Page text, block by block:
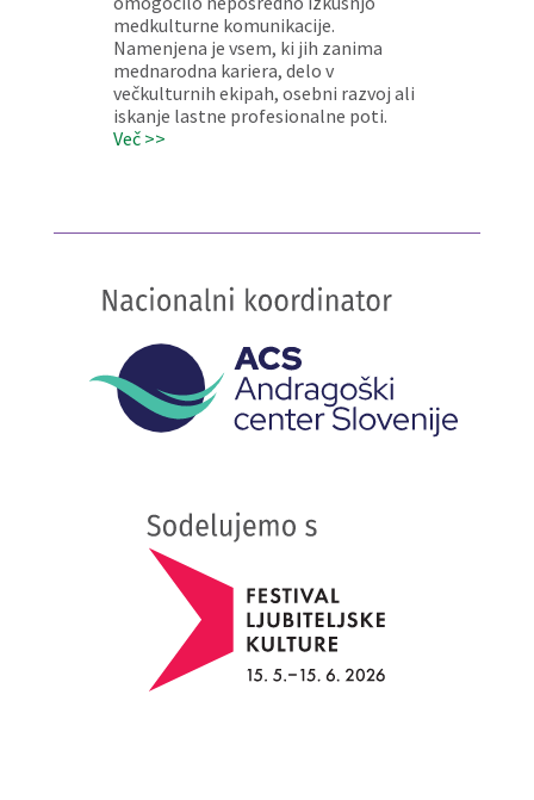
medkulturne komunikacije.
Namenjena je vsem, ki jih zanima
mednarodna kariera, delo v
večkulturnih ekipah, osebni razvoj ali
iskanje lastne profesionalne poti.
Več >>